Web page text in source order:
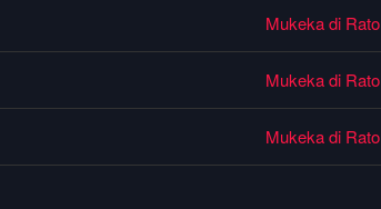
Mukeka di Rato
Mukeka di Rato
Mukeka di Rato